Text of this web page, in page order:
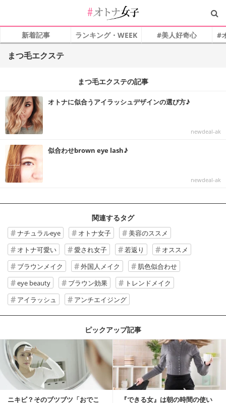
新着記事 ランキング・WEEK #美人好奇心 #
まつ毛エクステ
まつ毛エクステの記事
オトナに似合うアイラッシュデザインの選び方♪
newdeal-ak
似合わせbrown eye lash♪
newdeal-ak
関連するタグ
ナチュラルeye オトナ女子
美容のススメ
オトナ可愛い
愛され女子 若返り
オススメ
ブラウンメイク
外国人メイク
肌色似合わせ
eye beauty
ブラウン効果
トレンドメイク
アイラッシュ
アンチエイジング
ピックアップ記事
ニキビ？そのブツブツ「おでこ
『できる女』は朝の時間の使い